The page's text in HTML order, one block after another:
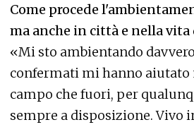
Come procede
ma anche in città e nella
«Mi sto ambientando
confermati mi hanno aiutato
campo che fuori, per
sempre a disposizione. Vivo